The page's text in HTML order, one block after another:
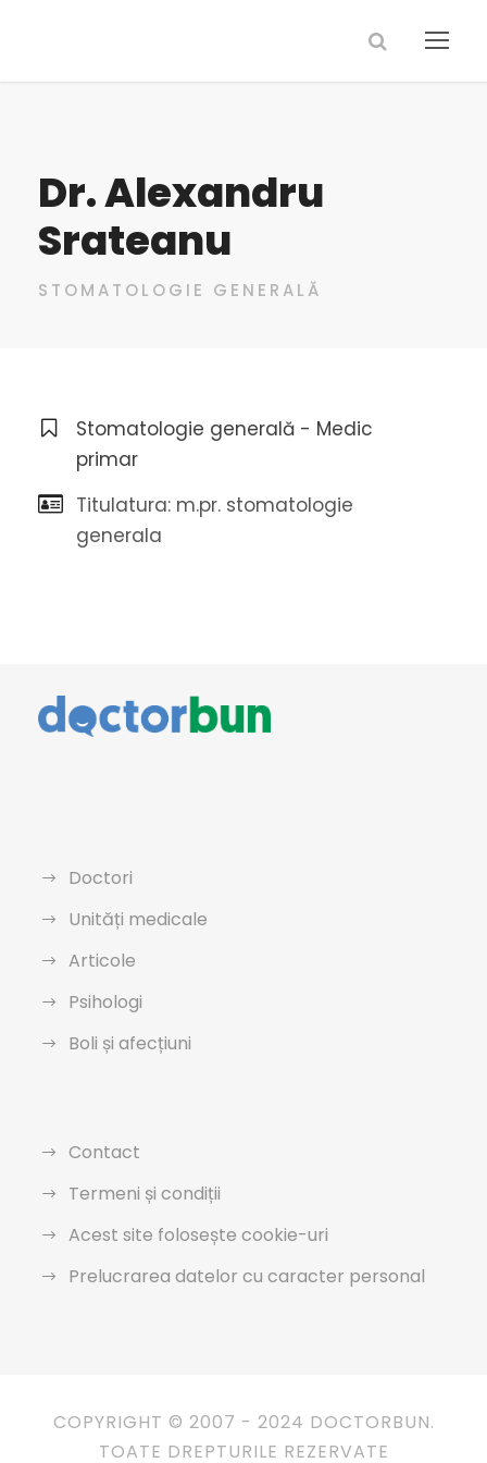
Dr. Alexandru
Srateanu
STOMATOLOGIE GENERALĂ
Stomatologie generală - Medic
primar
Titulatura: m.pr. stomatologie
generala
Doctori
Unități medicale
Articole
Psihologi
Boli și afecțiuni
Contact
Termeni și condiții
Acest site folosește cookie-uri
Prelucrarea datelor cu caracter personal
COPYRIGHT © 2007 - 2024 DOCTORBUN.
TOATE DREPTURILE REZERVATE